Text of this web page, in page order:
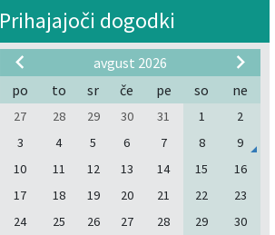
Prihajajoči dogodki
avgust 2026
po
to sr če pe so ne
27 28 29 30 31 1
2
3
4 5 6 7 8
9
10
11 12 13 14 15
16
17
18 19 20 21 22
23
24
25 26 27 28 29
30